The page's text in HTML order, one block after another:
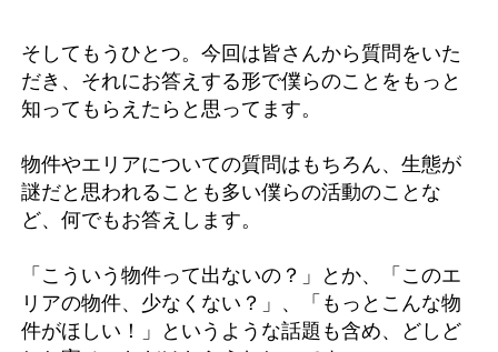
そしてもうひとつ。今回は皆さんから質問をいた
だき、それにお答えする形で僕らのことをもっと
知ってもらえたらと思ってます。
物件やエリアについての質問はもちろん、生態が
謎だと思われることも多い僕らの活動のことな
ど、何でもお答えします。
「こういう物件って出ないの？」とか、「このエ
リアの物件、少なくない？」、「もっとこんな物
件がほしい！」というような話題も含め、どしど